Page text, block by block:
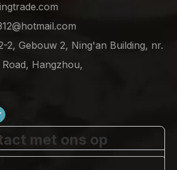
2, Gebouw 2, Ning'an Building, nr.
Hangzhou,
met ons op